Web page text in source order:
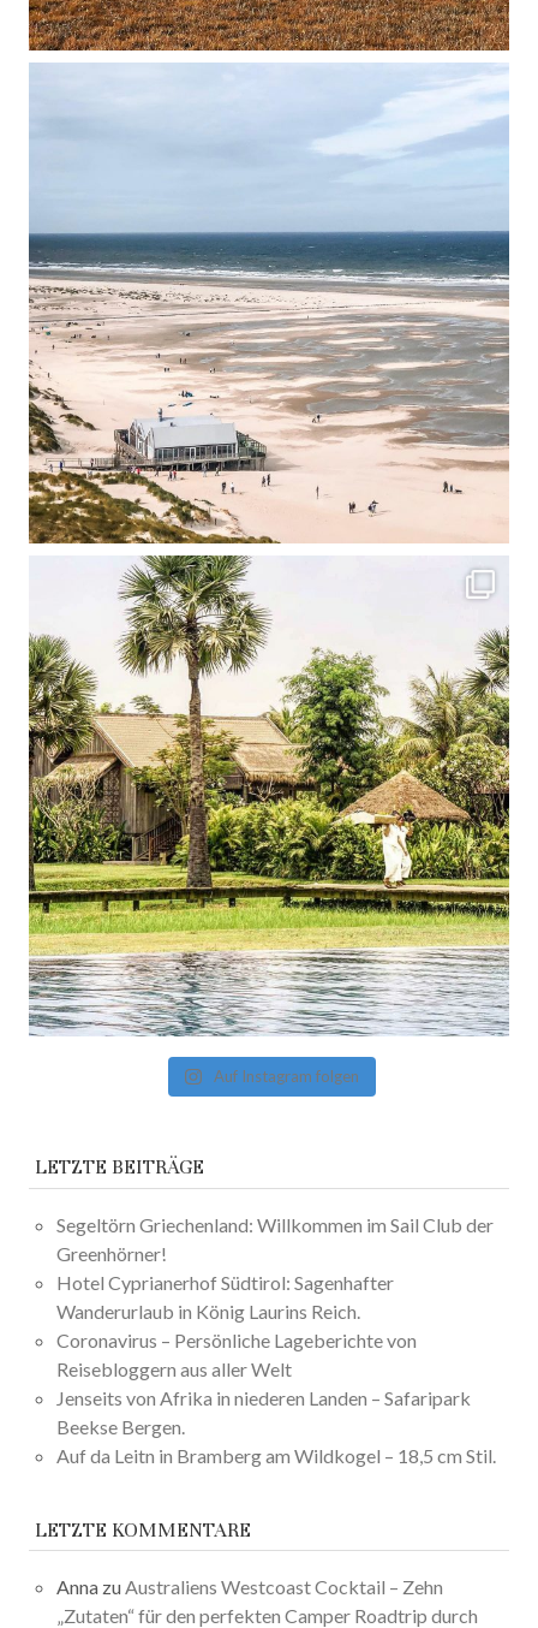
Auf Instagram folgen
LETZTE BEITRÄGE
Segeltörn Griechenland: Willkommen im Sail Club der
Greenhörner!
Hotel Cyprianerhof Südtirol: Sagenhafter
Wanderurlaub in König Laurins Reich.
Coronavirus – Persönliche Lageberichte von
Reisebloggern aus aller Welt
Jenseits von Afrika in niederen Landen – Safaripark
Beekse Bergen.
Auf da Leitn in Bramberg am Wildkogel – 18,5 cm Stil.
LETZTE KOMMENTARE
Anna zuAustraliens Westcoast Cocktail – Zehn
„Zutaten“ für den perfekten Camper Roadtrip durch